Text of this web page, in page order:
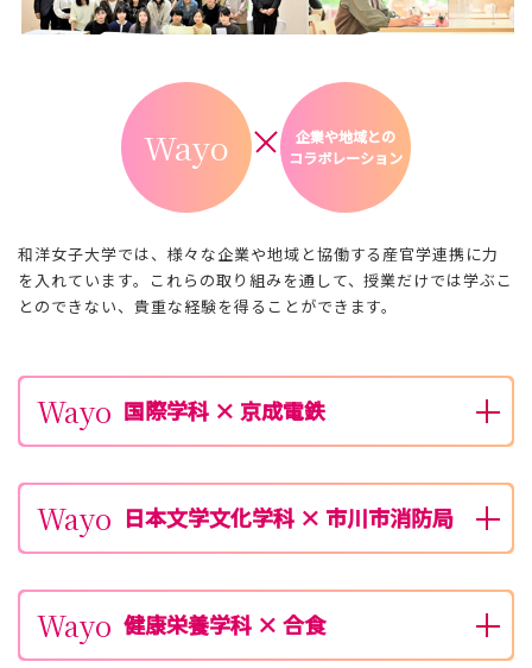
Wayo
企業や地域との
コラボレーション
和洋女子大学では、様々な企業や地域と協働する産官学連携に力
を入れています。これらの取り組みを通して、授業だけでは学ぶこ
とのできない、貴重な経験を得ることができます。
Wayo 国際学科 × 京成電鉄
Wayo 日本文学文化学科 × 市川市消防局
Wayo 健康栄養学科 × 合食